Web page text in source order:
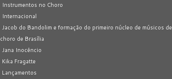
Instrumentos no Choro
Internacional
Jacob do Bandolim e formação do primeiro núcleo de músicos de
choro de Brasília
Jana Inocêncio
Kika Fragatte
Lançamentos